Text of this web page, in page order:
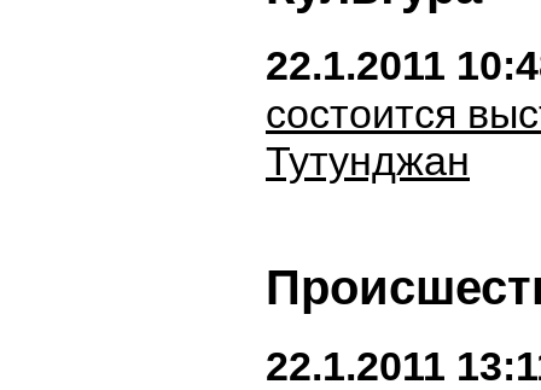
22.1.2011
состоится
Тутунджан
22.1.2011